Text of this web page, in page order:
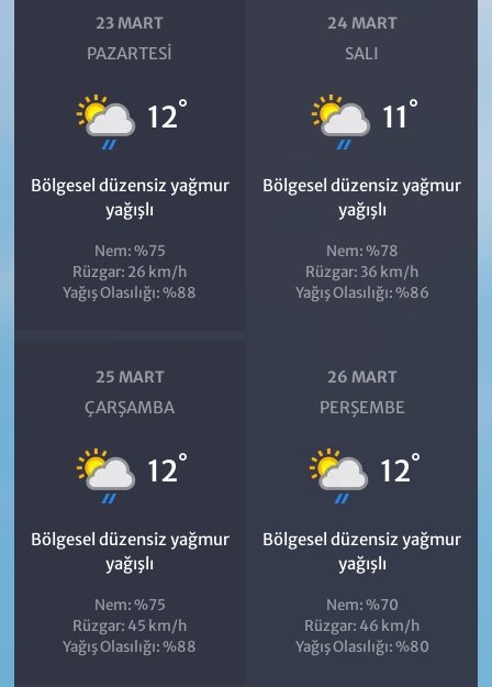
23 MART
PAZARTESI
12°
Bölgesel düzensiz yağmur
yağışlı
Nem: %75
Rüzgar: 26 km/h
Yağış Olasılığı: %88
24 MART
SALI
11°
Bölgesel düzensiz yağmur
yağışlı
Nem: %78
Rüzgar: 36 km/h
Yağış Olasılığı: %86
25 MART
ÇARŞAMBA
12°
Bölgesel düzensiz yağmur
yağışlı
Nem: %75
Rüzgar: 45 km/h
Yağış Olasılığı: %88
26 MART
PERŞEMBE
12°
Bölgesel düzensiz yağmur
yağışlı
Nem: %70
Rüzgar: 46 km/h
Yağış Olasılığı: %80